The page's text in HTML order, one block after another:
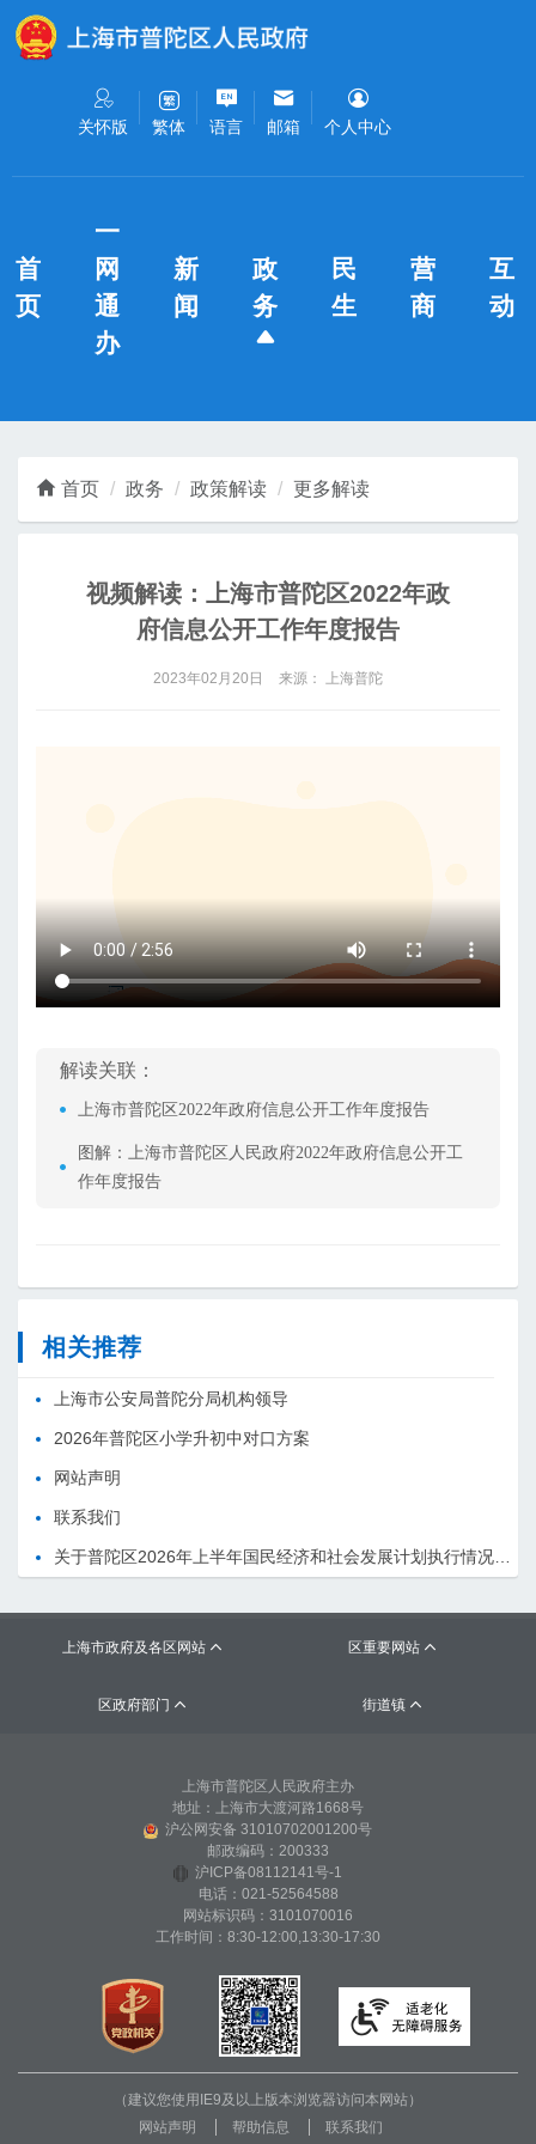
无障碍操作说明
关怀版 繁体 语言 邮箱 个人中心
首
页
一
网
通
办
新
闻
政
务
民
生
营
商
互
动
首页 政务 政策解读 更多解读
视频解读：上海市普陀区2022年政
府信息公开工作年度报告
2023年02月20日 来源： 上海普陀
解读关联：
上海市普陀区2022年政府信息公开工作年度报告
图解：上海市普陀区人民政府2022年政府信息公开工
作年度报告
相关推荐
上海市公安局普陀分局机构领导
2026年普陀区小学升初中对口方案
网站声明
联系我们
关于普陀区2026年上半年国民经济和社会发展计划执行情况的报告 （征求意见稿）
上海市政府及各区网站  区重要网站 
区政府部门  街道镇 
上海市普陀区人民政府主办
地址：上海市大渡河路1668号
沪公网安备 31010702001200号
邮政编码：200333
沪ICP备08112141号-1
电话：021-52564588
网站标识码：3101070016
工作时间：8:30-12:00,13:30-17:30
（建议您使用IE9及以上版本浏览器访问本网站）
网站声明
帮助信息 联系我们